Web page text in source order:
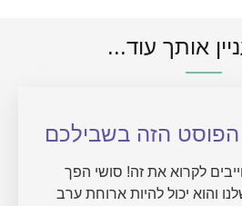
אותך עוד...
הפוסט הזה בשבילכם
לקרוא את זה! סושי הפך
והוא יכול להיות ארוחת ערב